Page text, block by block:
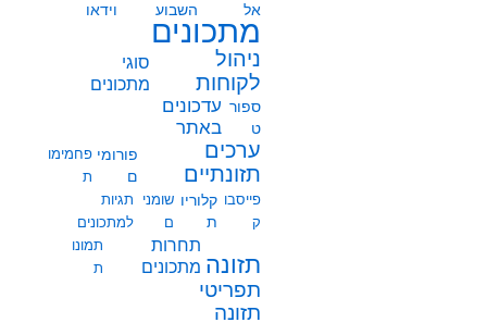
אל
השבוע
וידאו
מתכונים
ניהול
לקוחות
סוגי
מתכונים
ספור
ט
עדכונים
באתר
ערכים
תזונתיים
פורומי
ם
פחמימו
ת
פייסבו
ק
קלוריו
ת
שומני
ם
תגיות
למתכונים
תזונה
תחרות
מתכונים
תמונו
ת
תפריטי
תזונה